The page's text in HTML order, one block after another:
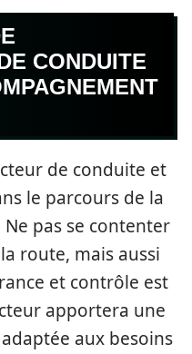
CONDUITE
de conduite et
le parcours de la
pas se contenter
route, mais aussi
et contrôle est
apportera une
aux besoins